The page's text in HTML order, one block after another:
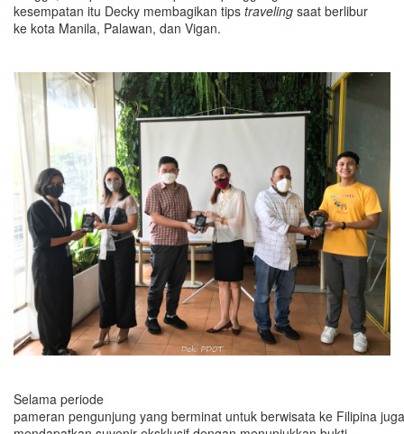
kesempatan itu Decky membagikan tips traveling saat berlibur
ke kota Manila, Palawan, dan Vigan.
Selama periode
pameran pengunjung yang berminat untuk berwisata ke Filipina juga